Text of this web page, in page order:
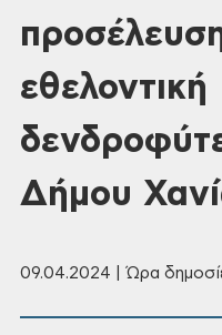
εθελοντική
Δήμου
09.04.2024 | Ώρα